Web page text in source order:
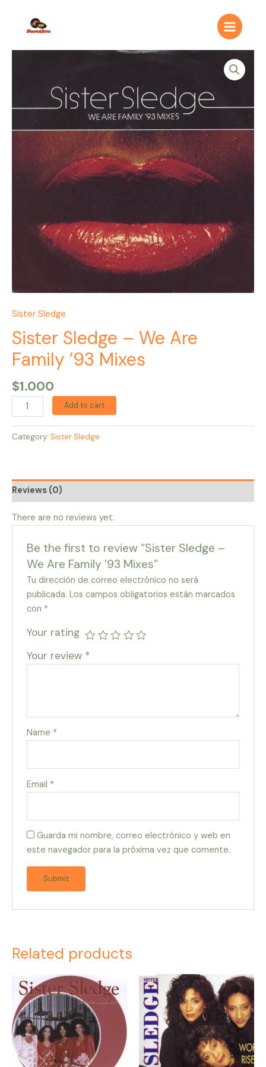
contenido
Main
Menu
Sister Sledge
Sister Sledge – We Are
Family ’93 Mixes
$1.000
Family
quantity
Add to cart
Category: Sister Sledge
Reviews (0)
There are no reviews yet.
Be the first to review “Sister Sledge –
We Are Family ’93 Mixes”
Tu dirección de correo electrónico no será
publicada. Los campos obligatorios están marcados
con *
Your rating
Your review *
Name *
Email *
Guarda mi nombre, correo electrónico y web en
este navegador para la próxima vez que comente.
Related products